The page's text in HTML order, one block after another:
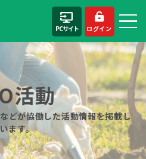
PCサイト ログイン
活動
どが協働した活動情報を掲載し
ます。